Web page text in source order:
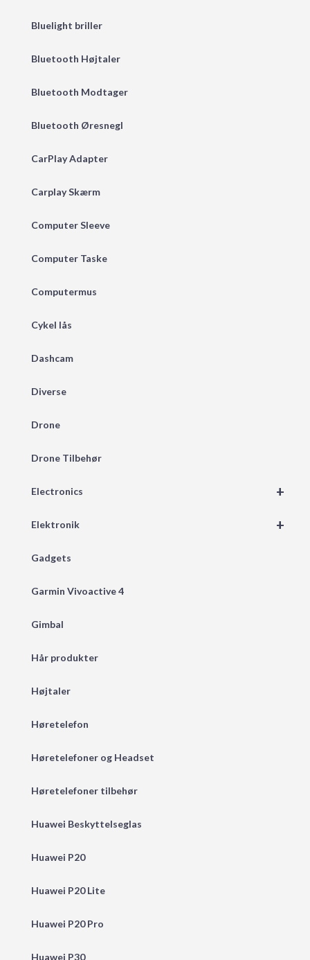
Bluelight briller
Bluetooth Højtaler
Bluetooth Modtager
Bluetooth Øresnegl
CarPlay Adapter
Carplay Skærm
Computer Sleeve
Computer Taske
Computermus
Cykel lås
Dashcam
Diverse
Drone
Drone Tilbehør
+
Electronics
+
Elektronik
Gadgets
Garmin Vivoactive 4
Gimbal
Hår produkter
Højtaler
Høretelefon
Høretelefoner og Headset
Høretelefoner tilbehør
Huawei Beskyttelseglas
Huawei P20
Huawei P20 Lite
Huawei P20 Pro
Huawei P30